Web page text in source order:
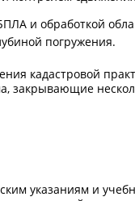
и обработкой
погружения.
кадастровой
закрывающие
указаниям и